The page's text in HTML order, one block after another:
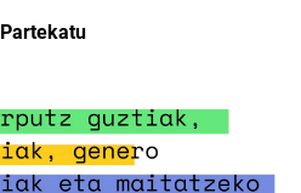
Partekatu